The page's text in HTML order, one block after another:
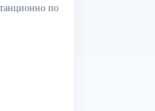
по